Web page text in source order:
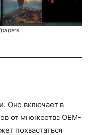
Оно включает в
от множества OEM-
похвастаться